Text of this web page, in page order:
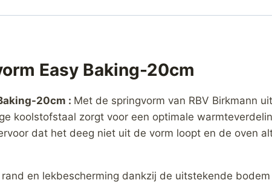
Easy Baking-20cm
20cm : Met de springvorm van RBV Birkmann
koolstofstaal zorgt voor een optimale
dat het deeg niet uit de vorm loopt en de oven
en lekbescherming dankzij de uitstekende bodem